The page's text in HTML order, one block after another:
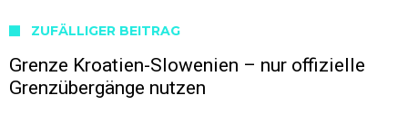
ZUFÄLLIGER BEITRAG
Grenze Kroatien-Slowenien – nur offizielle
Grenzübergänge nutzen